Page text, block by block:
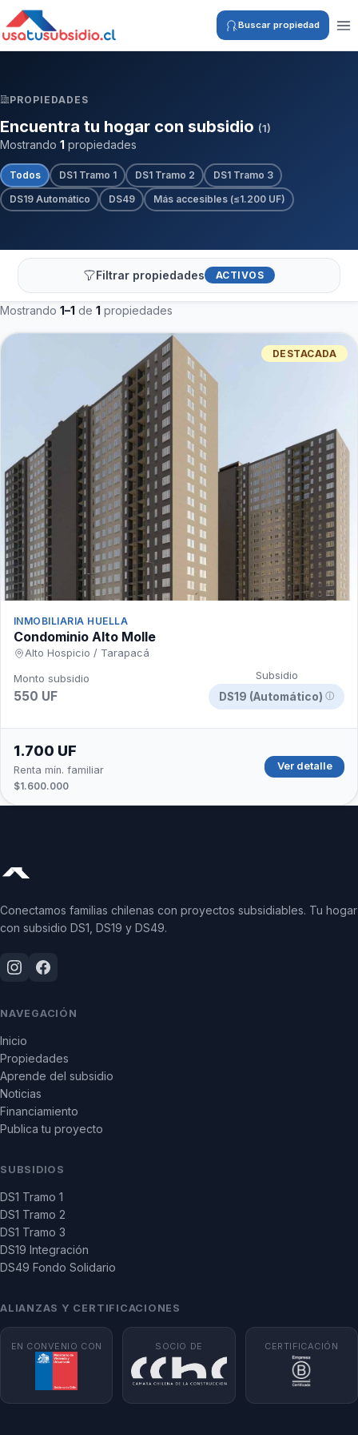
Buscar propiedad
PROPIEDADES
Encuentra tu hogar con subsidio (1)
Mostrando 1 propiedades
Todos DS1 Tramo 1 DS1 Tramo 2
DS1 Tramo 3
DS19 Automático
DS49 Más accesibles (≤1.200 UF)
Filtrar propiedades ACTIVOS
Mostrando 1–1 de 1 propiedades
DESTACADA
INMOBILIARIA HUELLA
Condominio Alto Molle
Alto Hospicio / Tarapacá
Monto subsidio
550 UF
Subsidio
DS19 (Automático) ⓘ
1.700 UF
Renta mín. familiar
$1.600.000
Ver detalle
Conectamos familias chilenas con proyectos subsidiables. Tu hogar
con subsidio DS1, DS19 y DS49.
NAVEGACIÓN
Inicio
Propiedades
Aprende del subsidio
Noticias
Financiamiento
Publica tu proyecto
SUBSIDIOS
DS1 Tramo 1
DS1 Tramo 2
DS1 Tramo 3
DS19 Integración
DS49 Fondo Solidario
ALIANZAS Y CERTIFICACIONES
EN CONVENIO CON SOCIO DE CERTIFICACIÓN